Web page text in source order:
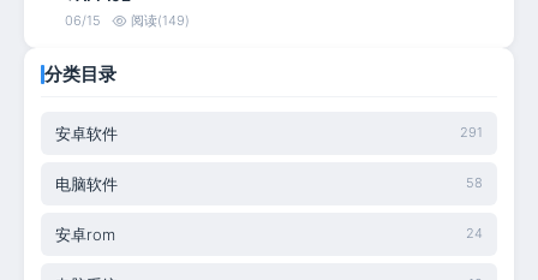
06/15 阅读(149)
分类目录
安卓软件 291
电脑软件 58
安卓rom 24